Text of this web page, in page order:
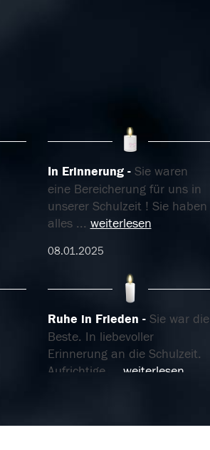
In Erinnerung
Sie waren
eine Bereicherung für uns in
unserer Schulzeit ! Sie haben
alles ... weiterlesen
08.01.2025
Ruhe in Frieden
Sie war die
Beste. In liebevoller
Erinnerung an die Schulzeit.
Aufrichtige
weiterlesen